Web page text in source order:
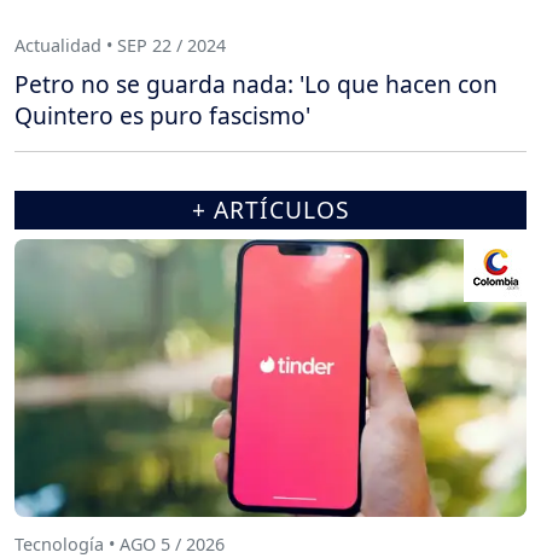
Actualidad • SEP 22 / 2024
Petro no se guarda nada: 'Lo que hacen con
Quintero es puro fascismo'
+ ARTÍCULOS
Tecnología • AGO 5 / 2026